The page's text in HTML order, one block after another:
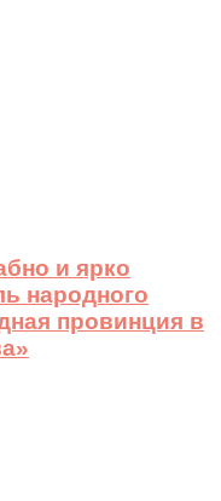
и ярко
народного
провинция в